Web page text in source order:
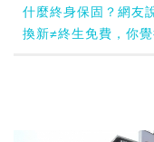
什麼終身保固？網友
換新≠終生免費，你覺